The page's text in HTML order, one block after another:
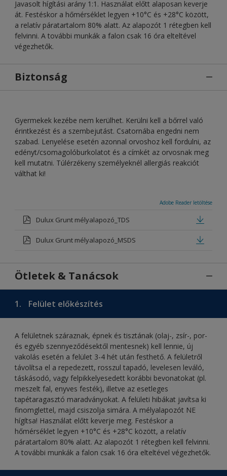
Javasolt hígítási arány 1:1. Használat előtt alaposan keverje
át. Festéskor a hőmérséklet legyen +10°C és +28°C között,
a relatív páratartalom 80% alatt. Az alapozót 1 rétegben kell
felvinni. A további munkák a falon csak 16 óra elteltével
végezhetők.
Biztonság
Gyermekek kezébe nem kerülhet. Kerülni kell a bőrrel való
érintkezést és a szembejutást. Csatornába engedni nem
szabad. Lenyelése esetén azonnal orvoshoz kell fordulni, az
edényt/csomagolóburkolatot és a címkét az orvosnak meg
kell mutatni. Túlérzékeny személyeknél allergiás reakciót
válthat ki!
Adobe Reader letöltése
Dulux Grunt mélyalapozó_TDS
Dulux Grunt mélyalapozó_MSDS
Ötletek & Tanácsok
1. Felület előkészítés
A felületnek száraznak, épnek és tisztának (olaj-, zsír-, por-
és egyéb szennyeződésektől mentesnek) kell lennie, új
vakolás esetén a felület 3-4 hét után festhető. A felületről
távolítsa el a repedezett, rosszul tapadó, levelesen leváló,
táskásodó, vagy felpikkelyesedett korábbi bevonatokat (pl.
meszelt fal, enyves festék), illetve az esetleges
tapétaragasztó maradványokat. A felületi hibákat javítsa ki
finomglettel, majd csiszolja simára. A mélyalapozót NE
hígítsa! Használat előtt keverje meg. Festéskor a
hőmérséklet legyen +10°C és +28°C között, a relatív
páratartalom 80% alatt. Az alapozót 1 rétegben kell felvinni.
A további munkák a falon csak 16 óra elteltével végezhetők.